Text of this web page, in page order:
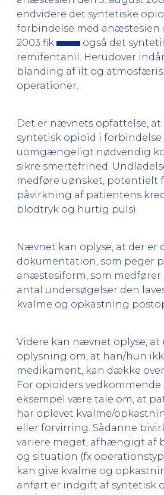
endvidere det syntetiske
forbindelse med anæstesien
2003 fik
også det
remifentanil. Herudover
blanding af ilt og
operationer.
Det er nævnets opfattelse,
syntetisk opioid i forbindelse
uomgængeligt nødvendig
sikre smertefrihed.
medføre uønsket, potentielt
påvirkning af patientens
blodtryk og hurtig puls).
Nævnet kan oplyse, at der er
dokumentation, som peger
anæstesiform, som medfører
antal undersøgelser den
kvalme og opkastning
Videre kan nævnet oplyse, at
oplysning om, at han/hun
medikament, kan dække
For opioiders vedkommende
eksempel være tale om, at
har oplevet kvalme/
eller forvirring. Sådanne
variere meget, afhængigt af
og situation (fx
kan give kvalme og
anført er indgift af syntetisk